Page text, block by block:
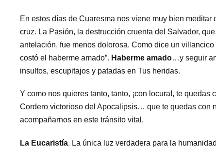
En estos días de Cuaresma nos viene muy bien
cruz. La Pasión, la destrucción cruenta del Salvador,
antelación, fue menos dolorosa. Como dice un
costó el haberme amado”. Haberme amado…y seguir
insultos, escupitajos y patadas en Tus heridas.
Y como nos quieres tanto, tanto, ¡con locura!, te quedas
Cordero victorioso del Apocalipsis… que te quedas con
acompañarnos en este tránsito vital.
La Eucaristía. La única luz verdadera para la